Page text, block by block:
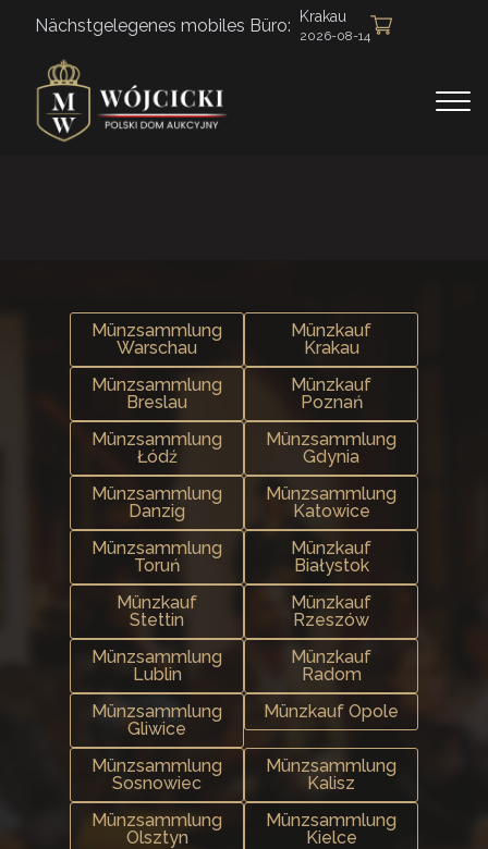
Nächstgelegenes mobiles Büro: Krakau
2026-08-14
Münzsammlung
Warschau
Münzkauf
Krakau
Münzsammlung
Breslau
Münzkauf
Poznań
Münzsammlung
Łódź
Münzsammlung
Gdynia
Münzsammlung
Danzig
Münzsammlung
Katowice
Münzsammlung
Toruń
Münzkauf
Białystok
Münzkauf
Stettin
Münzkauf
Rzeszów
Münzsammlung
Lublin
Münzkauf
Radom
Münzsammlung
Gliwice
Münzkauf Opole
Münzsammlung
Sosnowiec
Münzsammlung
Kalisz
Münzsammlung
Olsztyn
Münzsammlung
Kielce